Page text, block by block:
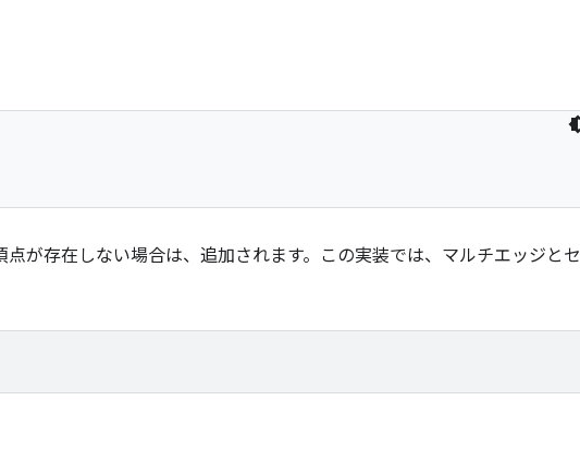
が存在しない場合は、追加されます。この実装では、マルチエッジとセ